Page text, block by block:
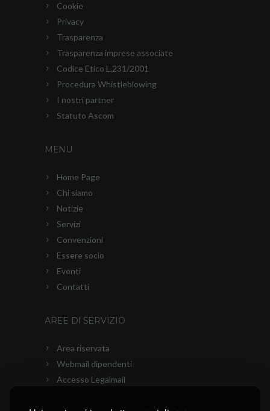
Cookie
Privacy
Trasparenza
Trasparenza imprese associate
Codice Etico L.231/2001
Procedura Whistleblowing
I nostri partner
Statuto Ascom
MENU
Home Page
Chi siamo
Notizie
Servizi
Convenzioni
Essere socio
Eventi
Contatti
AREE DI SERVIZIO
Area riservata
Webmail dipendenti
Accesso Legalmail